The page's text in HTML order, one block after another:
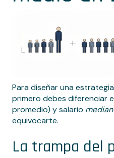
Para diseñar una
primero debes diferenciar
promedio) y salario
equivocarte.
La trampa del